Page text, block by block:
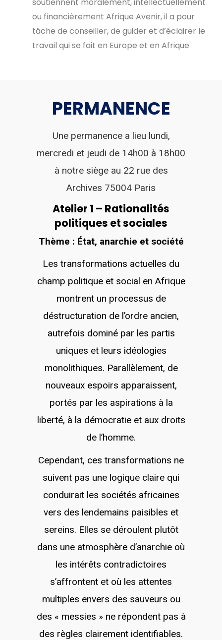
ou financièrement Afrique Avenir,il a pour
tâche de conseiller,de guider et d’éclairer le
travail qui se fait en Europe et en Afrique
PERMANENCE
Une permanence a lieu lundi,
mercredi et jeudi de 14h00 à 18h00
à notre siège au 22 rue des
Archives 75004 Paris
Atelier 1 – Rationalités
politiques et sociales
Thème : État, anarchie et société
Les transformations actuelles du
champ politique et social en Afrique
montrent un processus de
déstructuration de l’ordre ancien,
autrefois dominé par les partis
uniques et leurs idéologies
monolithiques. Parallèlement, de
nouveaux espoirs apparaissent,
portés par les aspirations à la
liberté, à la démocratie et aux droits
de l’homme.
Cependant, ces transformations ne
suivent pas une logique claire qui
conduirait les sociétés africaines
vers des lendemains paisibles et
sereins. Elles se déroulent plutôt
dans une atmosphère d’anarchie où
les intérêts contradictoires
s’affrontent et où les attentes
multiples envers des sauveurs ou
des « messies » ne répondent pas à
des règles clairement identifiables.